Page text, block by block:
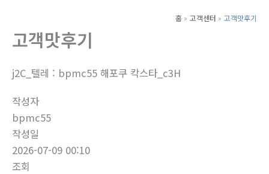
홈 고객센터 고객맛후기
고객맛후기
j2C_텔레 : bpmc55 해포쿠 칵스타_c3H
작성자
bpmc55
작성일
2026-07-09 00:10
조회